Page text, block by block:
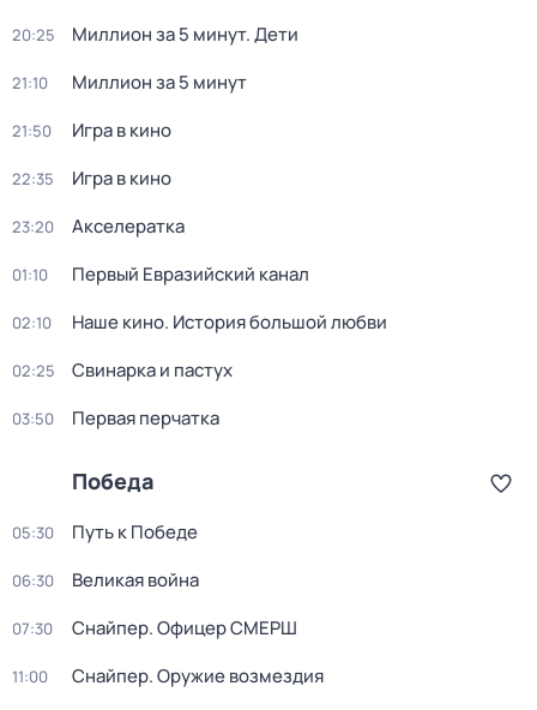
20:25 Миллион за 5 минут. Дети
21:10 Миллион за 5 минут
21:50 Игра в кино
22:35 Игра в кино
23:20 Акселератка
01:10 Пeрвый Евразийский канaл
02:10 Наше кино. История большой любви
02:25 Свинарка и пастух
03:50 Первая перчатка
Победа
05:30 Путь к Победе
06:30 Великая война
07:30 Снайпер. Офицер СМЕРШ
11:00 Снайпер. Оружие возмездия